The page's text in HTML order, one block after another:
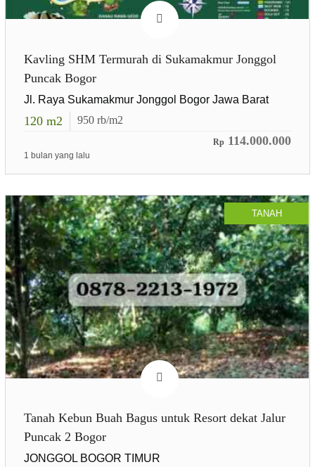
Kavling SHM Termurah di Sukamakmur Jonggol
Puncak Bogor
Jl. Raya Sukamakmur Jonggol Bogor Jawa Barat
120 m2 950 rb/m2
Rp 114.000.000
1 bulan yang lalu
TANAH
Tanah Kebun Buah Bagus untuk Resort dekat Jalur
Puncak 2 Bogor
JONGGOL BOGOR TIMUR